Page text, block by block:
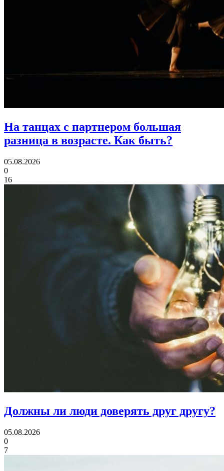
На танцах с партнером большая
разница в возрасте. Как быть?
05.08.2026
0
16
Должны ли люди доверять друг другу?
05.08.2026
0
7